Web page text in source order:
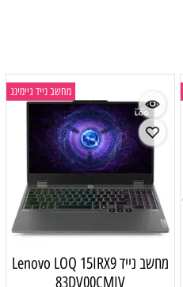
מחשב נייד גיימינג
מחשב נייד Lenovo LOQ 15IRX9
83DV00CMIV